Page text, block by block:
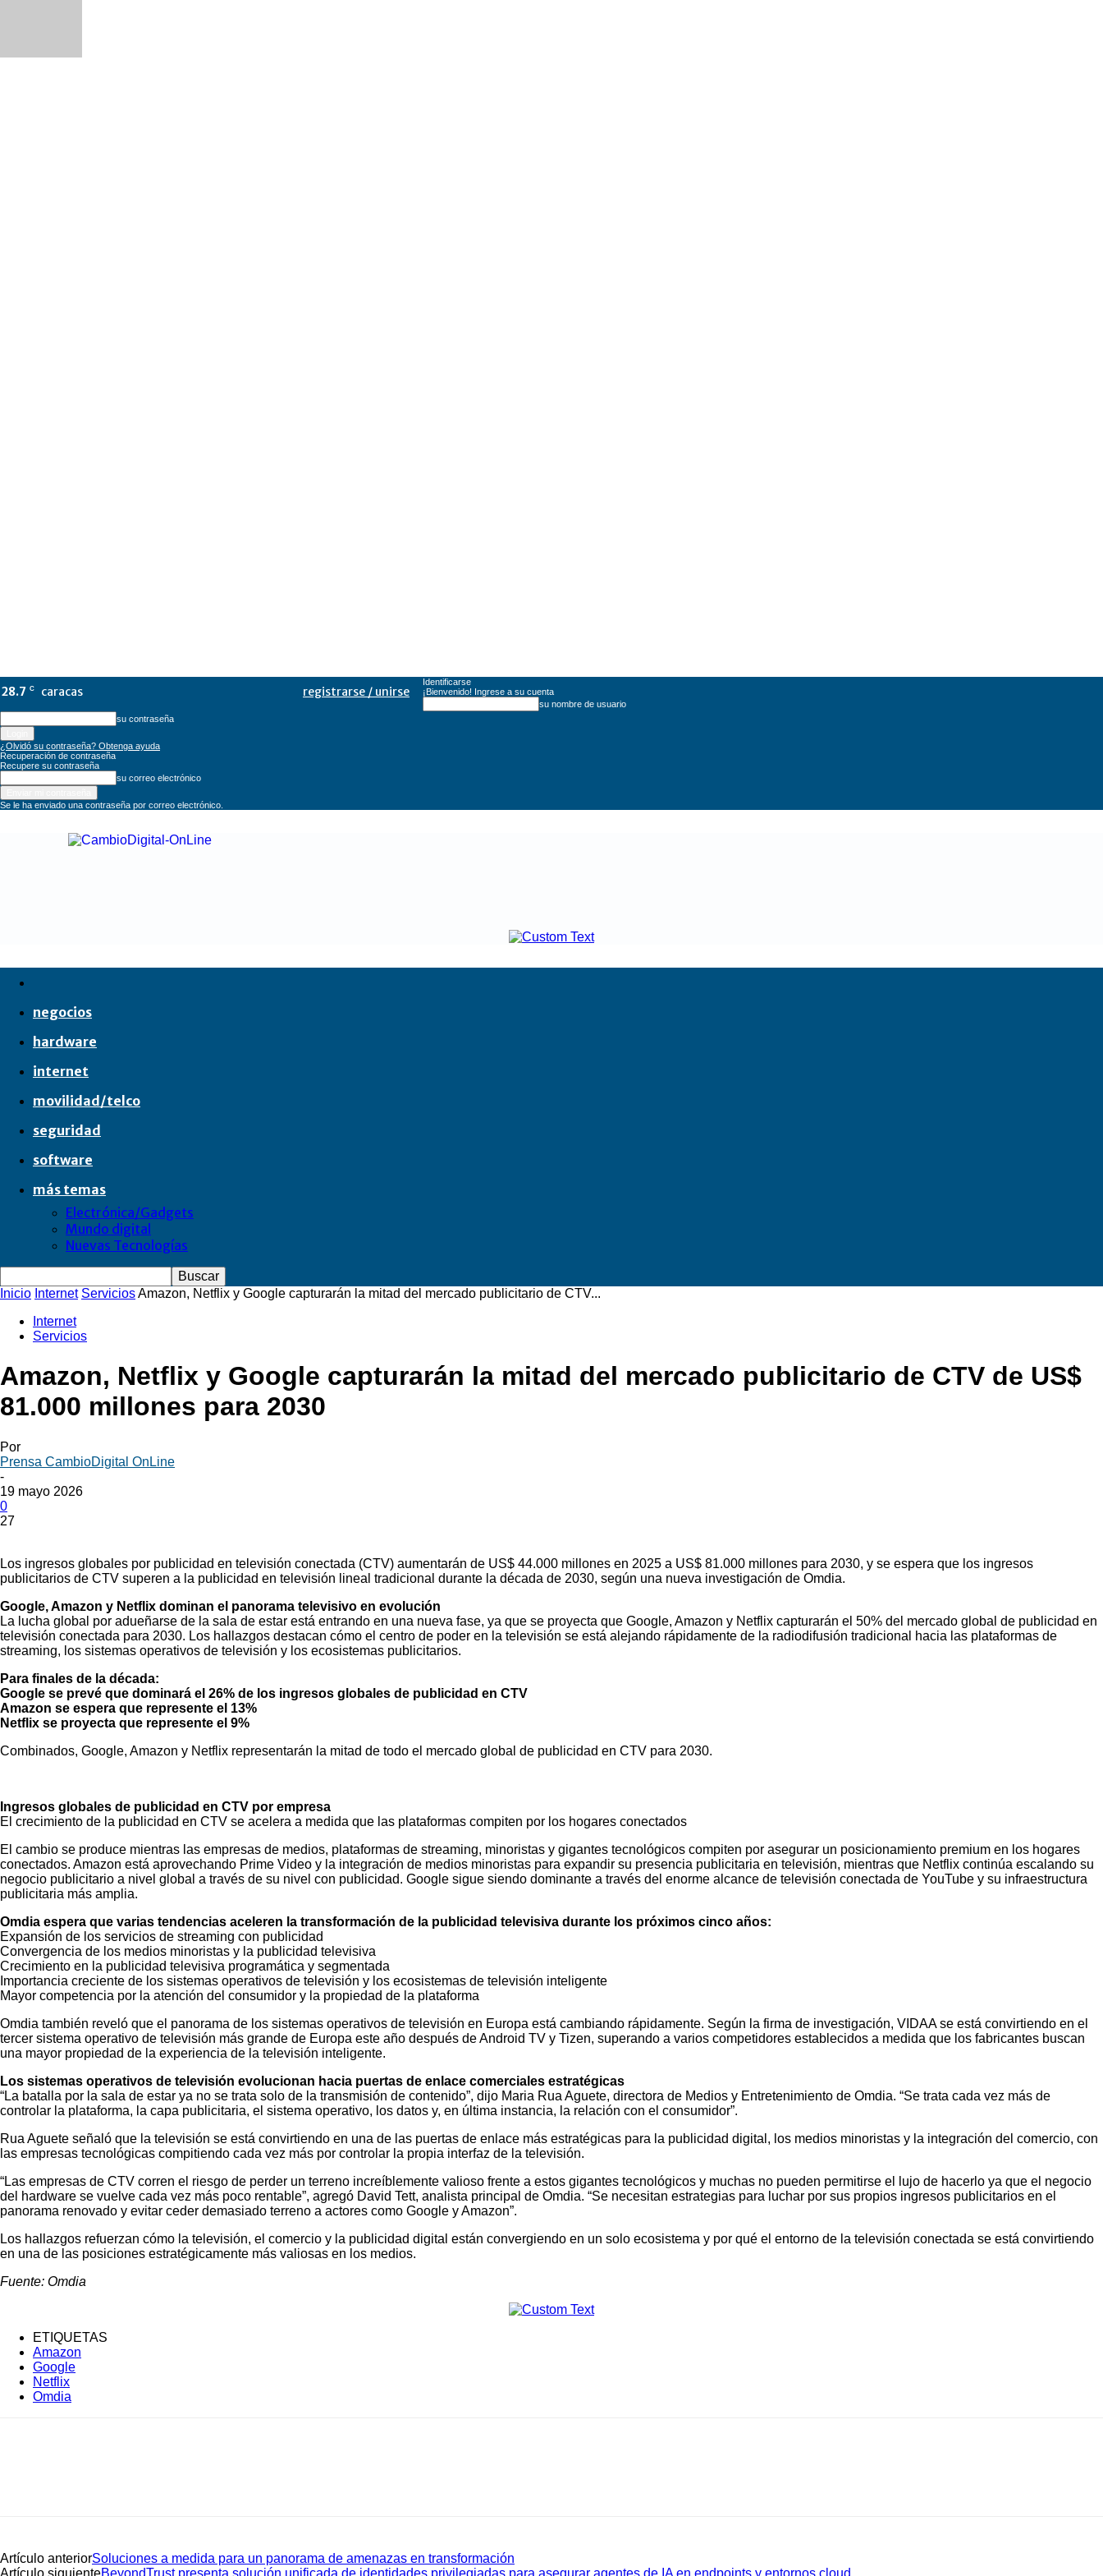
28.7 C caracas registrarse / unirse
Identificarse
¡Bienvenido! Ingrese a su cuenta
su nombre de usuario
su contraseña
¿Olvidó su contraseña? Obtenga ayuda
Recuperación de contraseña
Recupere su contraseña
su correo electrónico
Se le ha enviado una contraseña por correo electrónico.
CambioDigital
negocios
hardware
internet
movilidad/telco
seguridad
software
más temas
Electrónica/Gadgets
Mundo digital
Nuevas Tecnologías
Inicio Internet ServiciosAmazon, Netflix y Google capturarán la mitad del mercado publicitario de CTV...
Internet
Servicios
Amazon, Netflix y Google capturarán la mitad del mercado publicitario de CTV de US$
81.000 millones para 2030
Por
Prensa CambioDigital OnLine
-
19 mayo 2026
0
27
Los ingresos globales por publicidad en televisión conectada (CTV) aumentarán de US$ 44.000 millones en 2025 a US$ 81.000 millones para 2030, y se espera que los ingresos
publicitarios de CTV superen a la publicidad en televisión lineal tradicional durante la década de 2030, según una nueva investigación de Omdia.
Google, Amazon y Netflix dominan el panorama televisivo en evolución
La lucha global por adueñarse de la sala de estar está entrando en una nueva fase, ya que se proyecta que Google, Amazon y Netflix capturarán el 50% del mercado global de publicidad en
televisión conectada para 2030. Los hallazgos destacan cómo el centro de poder en la televisión se está alejando rápidamente de la radiodifusión tradicional hacia las plataformas de
streaming, los sistemas operativos de televisión y los ecosistemas publicitarios.
Para finales de la década:
Google se prevé que dominará el 26% de los ingresos globales de publicidad en CTV
Amazon se espera que represente el 13%
Netflix se proyecta que represente el 9%
Combinados, Google, Amazon y Netflix representarán la mitad de todo el mercado global de publicidad en CTV para 2030.
Ingresos globales de publicidad en CTV por empresa
El crecimiento de la publicidad en CTV se acelera a medida que las plataformas compiten por los hogares conectados
El cambio se produce mientras las empresas de medios, plataformas de streaming, minoristas y gigantes tecnológicos compiten por asegurar un posicionamiento premium en los hogares
conectados. Amazon está aprovechando Prime Video y la integración de medios minoristas para expandir su presencia publicitaria en televisión, mientras que Netflix continúa escalando su
negocio publicitario a nivel global a través de su nivel con publicidad. Google sigue siendo dominante a través del enorme alcance de televisión conectada de YouTube y su infraestructura
publicitaria más amplia.
Omdia espera que varias tendencias aceleren la transformación de la publicidad televisiva durante los próximos cinco años:
Expansión de los servicios de streaming con publicidad
Convergencia de los medios minoristas y la publicidad televisiva
Crecimiento en la publicidad televisiva programática y segmentada
Importancia creciente de los sistemas operativos de televisión y los ecosistemas de televisión inteligente
Mayor competencia por la atención del consumidor y la propiedad de la plataforma
Omdia también reveló que el panorama de los sistemas operativos de televisión en Europa está cambiando rápidamente. Según la firma de investigación, VIDAA se está convirtiendo en el
tercer sistema operativo de televisión más grande de Europa este año después de Android TV y Tizen, superando a varios competidores establecidos a medida que los fabricantes buscan
una mayor propiedad de la experiencia de la televisión inteligente.
Los sistemas operativos de televisión evolucionan hacia puertas de enlace comerciales estratégicas
“La batalla por la sala de estar ya no se trata solo de la transmisión de contenido”, dijo Maria Rua Aguete, directora de Medios y Entretenimiento de Omdia. “Se trata cada vez más de
controlar la plataforma, la capa publicitaria, el sistema operativo, los datos y, en última instancia, la relación con el consumidor”.
Rua Aguete señaló que la televisión se está convirtiendo en una de las puertas de enlace más estratégicas para la publicidad digital, los medios minoristas y la integración del comercio, con
las empresas tecnológicas compitiendo cada vez más por controlar la propia interfaz de la televisión.
“Las empresas de CTV corren el riesgo de perder un terreno increíblemente valioso frente a estos gigantes tecnológicos y muchas no pueden permitirse el lujo de hacerlo ya que el negocio
del hardware se vuelve cada vez más poco rentable”, agregó David Tett, analista principal de Omdia. “Se necesitan estrategias para luchar por sus propios ingresos publicitarios en el
panorama renovado y evitar ceder demasiado terreno a actores como Google y Amazon”.
Los hallazgos refuerzan cómo la televisión, el comercio y la publicidad digital están convergiendo en un solo ecosistema y por qué el entorno de la televisión conectada se está convirtiendo
en una de las posiciones estratégicamente más valiosas en los medios.
Fuente: Omdia
ETIQUETAS
Amazon
Google
Netflix
Omdia
Artículo anteriorSoluciones a medida para un panorama de amenazas en transformación
Artículo siguienteBeyondTrust presenta solución unificada de identidades privilegiadas para asegurar agentes de IA en endpoints y entornos cloud